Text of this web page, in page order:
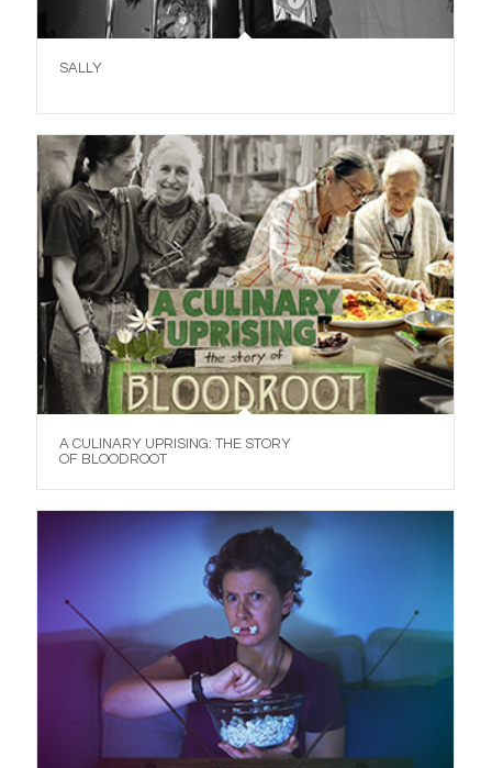
SALLY
A CULINARY UPRISING: THE STORY
OF BLOODROOT